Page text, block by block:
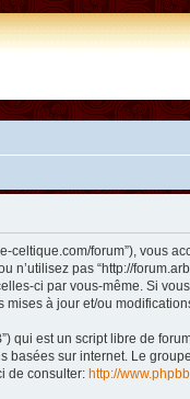
celtique.com/forum”), vous
n’utilisez pas “http://
ci par vous-même. Si
à jour et/ou
qui est un script libre de
basées sur internet. Le
de consulter: http://